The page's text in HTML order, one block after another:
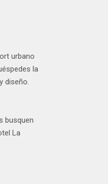
urbano
la
diseño.
busquen
La